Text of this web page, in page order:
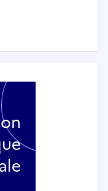
- ASSISTANTE DE